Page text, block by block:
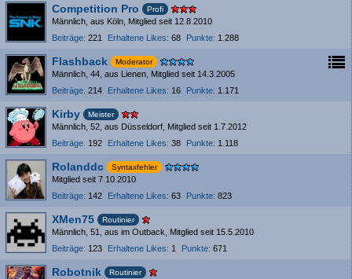
Competition Pro Profi
Männlich aus Köln Mitglied seit 12.8.2010
Beiträge 221 Erhaltene Likes 68 Punkte 1.288
Flashback Moderator
Männlich 44 aus Lienen Mitglied seit 14.3.2005
Beiträge 214 Erhaltene Likes 16 Punkte 1.171
Kirby Meister
Männlich 52 aus Düsseldorf Mitglied seit 1.7.2012
Beiträge 192 Erhaltene Likes 38 Punkte 1.118
Rolanddc Syntaxfehler
Mitglied seit 7.10.2010
Beiträge 142 Erhaltene Likes 63 Punkte 823
XMen75 Routinier
Männlich 51 aus im Outback
Mitglied seit 15.5.2010
Beiträge 123 Erhaltene Likes 1 Punkte 671
Robotnik Routinier